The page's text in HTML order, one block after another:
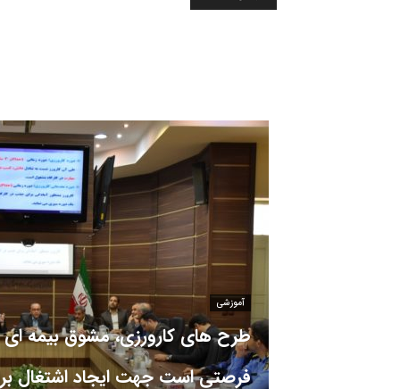
آموزشی
طرح های کارورزی، مشوق بیمه
فرصتی است جهت ایجاد اشتغال